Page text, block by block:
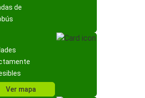
de
Ver mapa